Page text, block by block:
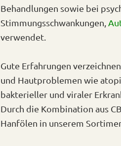
Behandlungen sowie bei
Stimmungsschwankungen,
verwendet.
Gute Erfahrungen
und Hautproblemen wie
bakterieller und viraler
Durch die Kombination aus
Hanfölen in unserem